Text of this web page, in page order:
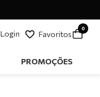
Login Favoritos
0
PROMOÇÕES